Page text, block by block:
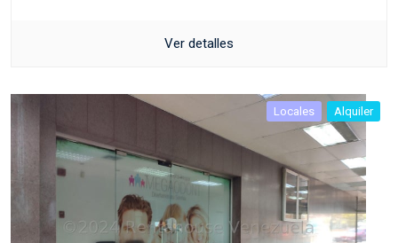
Ver detalles
Locales Alquiler